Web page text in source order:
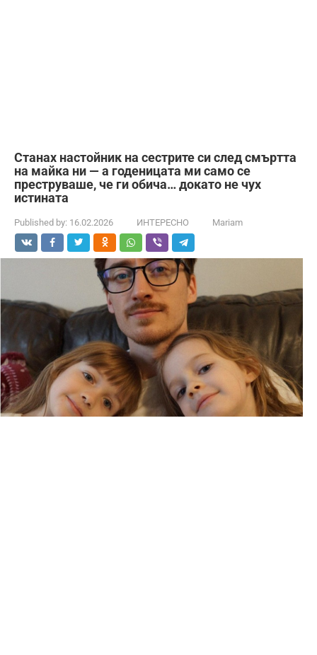
Станах настойник на сестрите си след смъртта
на майка ни — а годеницата ми само се
преструваше, че ги обича… докато не чух
истината
Published by: 16.02.2026 ИНТЕРЕСНО Mariam